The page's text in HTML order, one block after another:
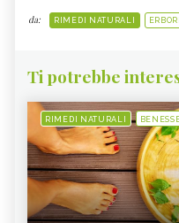
da: RIMEDI NATURALI
Ti potrebbe
RIMEDI NATURALI